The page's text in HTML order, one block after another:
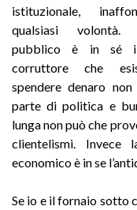
istituzionale,
qualsiasi
pubblico è in sé
corruttore che
spendere denaro
parte di politica e
lunga non può che
clientelismi. Invece
economico è in se
Se io e il fornaio sotto